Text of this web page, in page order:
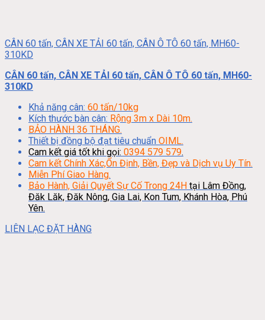
CÂN 60 tấn, CÂN XE TẢI 60 tấn, CÂN Ô TÔ 60 tấn, MH60-
310KD
CÂN 60 tấn, CÂN XE TẢI 60 tấn, CÂN Ô TÔ 60 tấn, MH60-
310KD
Khả năng cân: 60 tấn/10kg
Kích thước bàn cân: Rộng 3m x Dài 10m.
BẢO HÀNH 36 THÁNG.
Thiết bị đồng bộ đạt tiêu chuẩn OIML.
Cam kết giá tốt khi gọi: 0394 579 579.
Cam kết Chính Xác,Ổn Định, Bền, Đẹp và Dịch vụ Uy Tín.
Miễn Phí Giao Hàng.
Bảo Hành, Giải Quyết Sự Cố Trong 24H tại Lâm Đồng,
Đăk Lăk, Đăk Nông, Gia Lai, Kon Tum, Khánh Hòa, Phú
Yên.
LIÊN LẠC ĐẶT HÀNG